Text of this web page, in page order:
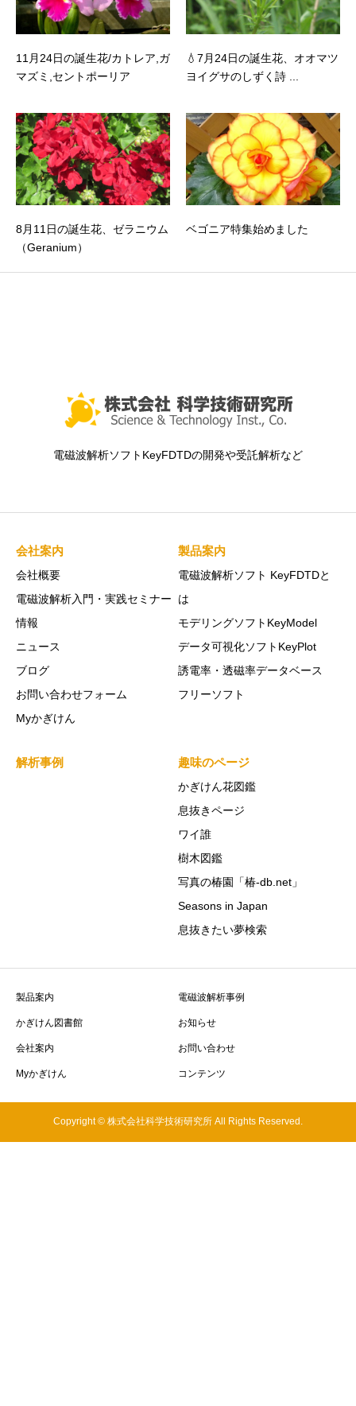
11月24日の誕生花/カトレア,ガ
マズミ,セントポーリア
💧7月24日の誕生花、オオマツ
ヨイグサのしずく詩 ...
8月11日の誕生花、ゼラニウム
（Geranium）
ベゴニア特集始めました
電磁波解析ソフトKeyFDTDの開発や受託解析など
会社案内
会社概要
電磁波解析入門・実践セミナー
情報
ニュース
ブログ
お問い合わせフォーム
Myかぎけん
製品案内
電磁波解析ソフト KeyFDTDと
は
モデリングソフトKeyModel
データ可視化ソフトKeyPlot
誘電率・透磁率データベース
フリーソフト
解析事例 趣味のページ
かぎけん花図鑑
息抜きページ
ワイ誰
樹木図鑑
写真の椿園「椿-db.net」
Seasons in Japan
息抜きたい夢検索
製品案内 電磁波解析事例
かぎけん図書館 お知らせ
会社案内 お問い合わせ
Myかぎけん コンテンツ
Copyright © 株式会社科学技術研究所 All Rights Reserved.